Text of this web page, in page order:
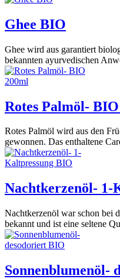
Ghee BIO
Ghee wird aus garantiert
bekannten ayurvedischen
Rotes Palmöl-
Rotes Palmöl wird aus den
gewonnen. Das enthaltene
Nachtkerzenöl- 1-
Nachtkerzenöl war schon bei
bekannt und ist eine seltene
Sonnenblumenöl-